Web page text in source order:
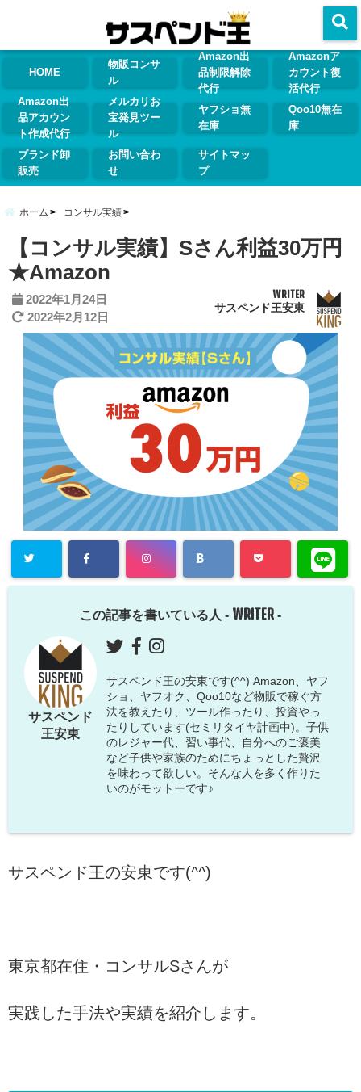
HOME
物販コンサ
ル
Amazon出
品制限解除
代行
Amazonア
カウント復
活代行
Amazon出
品アカウン
ト作成代行
メルカリお
宝発見ツー
ル
ヤフショ無
在庫
Qoo10無在
庫
ブランド卸
販売
お問い合わ
せ
サイトマッ
プ
ホーム コンサル実績
【コンサル実績】Sさん利益30万円
★Amazon
2022年1月24日
2022年2月12日
WRITER
サスペンド王安東
この記事を書いている人 - WRITER -
サスペンド
王安東
サスペンド王の安東です(^^) Amazon、ヤフ
ショ、ヤフオク、Qoo10など物販で稼ぐ方
法を教えたり、ツール作ったり、投資やっ
たりしています(セミリタイヤ計画中)。子供
のレジャー代、習い事代、自分へのご褒美
など子供や家族のためにちょっとした贅沢
を味わって欲しい。そんな人を多く作りた
いのがモットーです♪
サスペンド王の安東です(^^)
東京都在住・コンサルSさんが
実践した手法や実績を紹介します。